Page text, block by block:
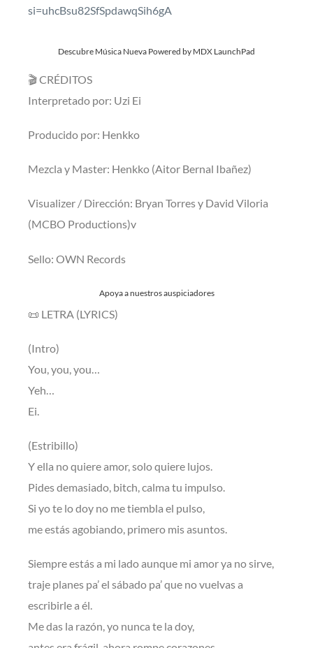
si=uhcBsu82SfSpdawqSih6gA
Descubre Música Nueva Powered by MDX LaunchPad
🎬 CRÉDITOS
Interpretado por: Uzi Ei
Producido por: Henkko
Mezcla y Master: Henkko (Aitor Bernal Ibañez)
Visualizer / Dirección: Bryan Torres y David Viloria
(MCBO Productions)v
Sello: OWN Records
Apoya a nuestros auspiciadores
📜 LETRA (LYRICS)
(Intro)
You, you, you…
Yeh…
Ei.
(Estribillo)
Y ella no quiere amor, solo quiere lujos.
Pides demasiado, bitch, calma tu impulso.
Si yo te lo doy no me tiembla el pulso,
me estás agobiando, primero mis asuntos.
Siempre estás a mi lado aunque mi amor ya no sirve,
traje planes pa’ el sábado pa’ que no vuelvas a
escribirle a él.
Me das la razón, yo nunca te la doy,